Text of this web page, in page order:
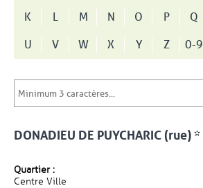
K
L M N O P Q
U
V W X Y Z 0-9
DONADIEU DE PUYCHARIC (rue) *
Quartier :
Centre Ville